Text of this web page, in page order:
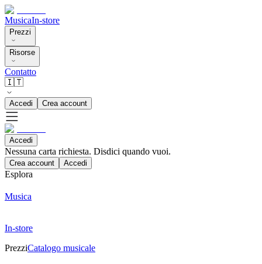
MusicaIn-store
Prezzi
Risorse
Contatto
🇮🇹
Accedi Crea account
Accedi
Nessuna carta richiesta. Disdici quando vuoi.
Crea account Accedi
Esplora
Musica
In-store
PrezziCatalogo musicale